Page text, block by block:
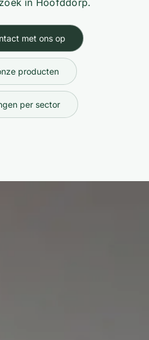
in Hoofddorp.
met ons op
producten
per sector